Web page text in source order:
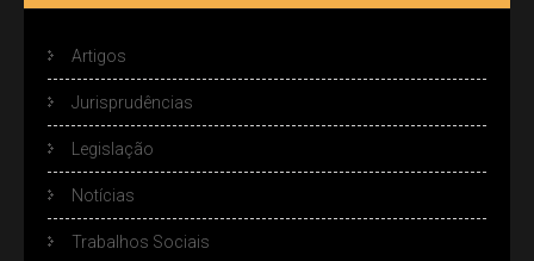
Artigos
Jurisprudências
Legislação
Notícias
Trabalhos Sociais